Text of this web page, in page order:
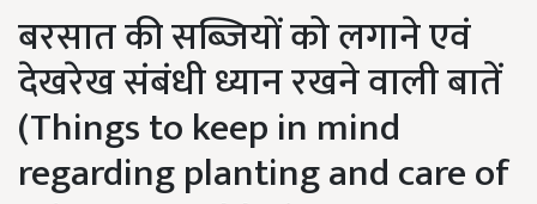
बरसात की सब्जियों को लगाने एवं
देखरेख संबंधी ध्यान रखने वाली बातें
(Things to keep in mind
regarding planting and care of